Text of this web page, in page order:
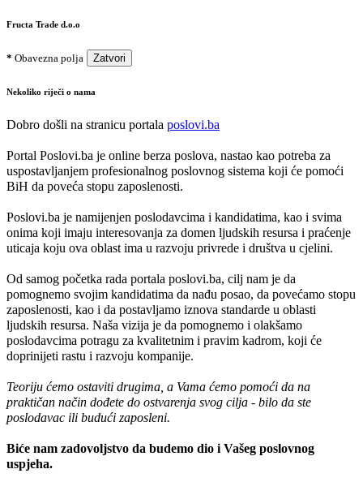
Fructa Trade d.o.o
* Obavezna polja Zatvori
Nekoliko riječi o nama
Dobro došli na stranicu portala poslovi.ba
Portal Poslovi.ba je online berza poslova, nastao kao potreba za
uspostavljanjem profesionalnog poslovnog sistema koji će pomoći
BiH da poveća stopu zaposlenosti.
Poslovi.ba je namijenjen poslodavcima i kandidatima, kao i svima
onima koji imaju interesovanja za domen ljudskih resursa i praćenje
uticaja koju ova oblast ima u razvoju privrede i društva u cjelini.
Od samog početka rada portala poslovi.ba, cilj nam je da
pomognemo svojim kandidatima da nađu posao, da povećamo stopu
zaposlenosti, kao i da postavljamo iznova standarde u oblasti
ljudskih resursa. Naša vizija je da pomognemo i olakšamo
poslodavcima potragu za kvalitetnim i pravim kadrom, koji će
doprinijeti rastu i razvoju kompanije.
Teoriju ćemo ostaviti drugima, a Vama ćemo pomoći da na
praktičan način dođete do ostvarenja svog cilja - bilo da ste
poslodavac ili budući zaposleni.
Biće nam zadovoljstvo da budemo dio i Vašeg poslovnog
uspjeha.